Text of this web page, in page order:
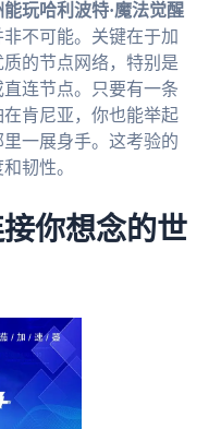
玩哈利波特·魔法觉醒
不可能。关键在于加
的节点网络，特别是
连节点。只要有一条
肯尼亚，你也能举起
一展身手。这考验的
韧性。
你想念的世